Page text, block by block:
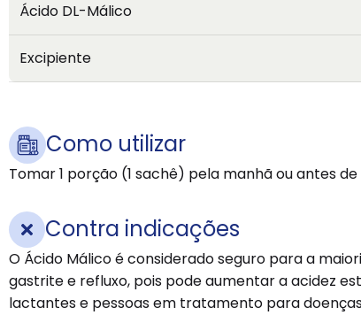
Ácido DL-Málico
Excipiente
Como utilizar
Tomar 1 porção (1 sachê) pela manhã ou antes
Contra indicações
O Ácido Málico é considerado seguro para a
gastrite e refluxo, pois pode aumentar a acidez
lactantes e pessoas em tratamento para